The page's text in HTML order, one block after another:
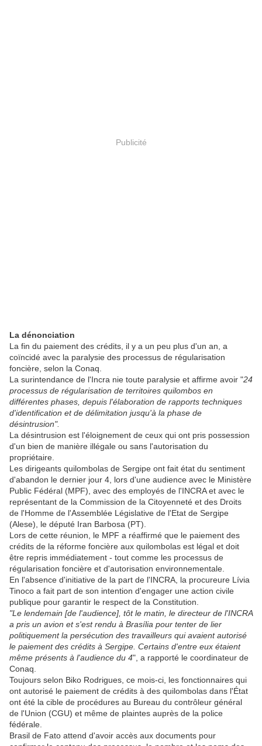
Publicité
La dénonciation
La fin du paiement des crédits, il y a un peu plus d'un an, a
coïncidé avec la paralysie des processus de régularisation
foncière, selon la Conaq.
La surintendance de l'Incra nie toute paralysie et affirme avoir "24
processus de régularisation de territoires quilombos en
différentes phases, depuis l'élaboration de rapports techniques
d'identification et de délimitation jusqu'à la phase de
désintrusion".
La désintrusion est l'éloignement de ceux qui ont pris possession
d'un bien de manière illégale ou sans l'autorisation du
propriétaire.
Les dirigeants quilombolas de Sergipe ont fait état du sentiment
d'abandon le dernier jour 4, lors d'une audience avec le Ministère
Public Fédéral (MPF), avec des employés de l'INCRA et avec le
représentant de la Commission de la Citoyenneté et des Droits
de l'Homme de l'Assemblée Législative de l'Etat de Sergipe
(Alese), le député Iran Barbosa (PT).
Lors de cette réunion, le MPF a réaffirmé que le paiement des
crédits de la réforme foncière aux quilombolas est légal et doit
être repris immédiatement - tout comme les processus de
régularisation foncière et d'autorisation environnementale.
En l'absence d'initiative de la part de l'INCRA, la procureure Lívia
Tinoco a fait part de son intention d'engager une action civile
publique pour garantir le respect de la Constitution.
"Le lendemain [de l'audience], tôt le matin, le directeur de l'INCRA
a pris un avion et s'est rendu à Brasília pour tenter de lier
politiquement la persécution des travailleurs qui avaient autorisé
le paiement des crédits à Sergipe. Certains d'entre eux étaient
même présents à l'audience du 4", a rapporté le coordinateur de
Conaq.
Toujours selon Biko Rodrigues, ce mois-ci, les fonctionnaires qui
ont autorisé le paiement de crédits à des quilombolas dans l'État
ont été la cible de procédures au Bureau du contrôleur général
de l'Union (CGU) et même de plaintes auprès de la police
fédérale.
Brasil de Fato attend d'avoir accès aux documents pour